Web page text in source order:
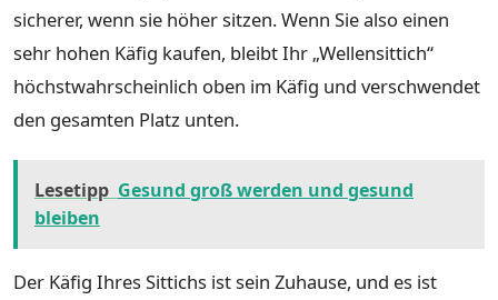
sicherer, wenn sie höher sitzen. Wenn Sie also einen
sehr hohen Käfig kaufen, bleibt Ihr „Wellensittich“
höchstwahrscheinlich oben im Käfig und verschwendet
den gesamten Platz unten.
Lesetipp Gesund groß werden und gesund
bleiben
Der Käfig Ihres Sittichs ist sein Zuhause, und es ist